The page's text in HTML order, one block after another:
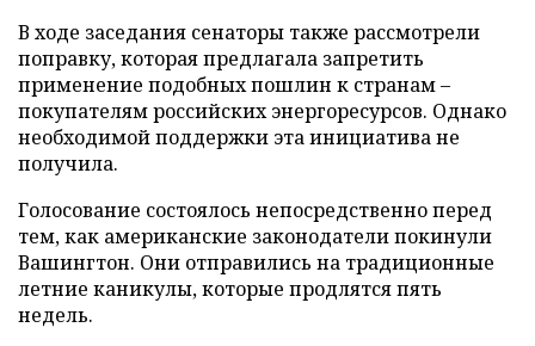
В ходе заседания сенаторы также рассмотрели
поправку, которая предлагала запретить
применение подобных пошлин к странам –
покупателям российских энергоресурсов. Однако
необходимой поддержки эта инициатива не
получила.
Голосование состоялось непосредственно перед
тем, как американские законодатели покинули
Вашингтон. Они отправились на традиционные
летние каникулы, которые продлятся пять
недель.